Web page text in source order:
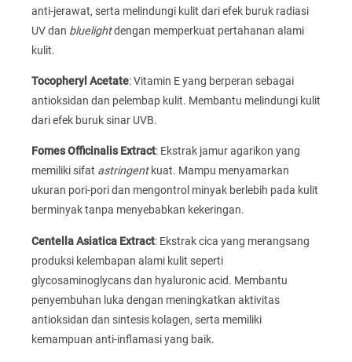
anti-jerawat, serta melindungi kulit dari efek buruk radiasi
UV dan bluelightdengan memperkuat pertahanan alami
kulit.
Tocopheryl Acetate: Vitamin E yang berperan sebagai
antioksidan dan pelembap kulit. Membantu melindungi kulit
dari efek buruk sinar UVB.
Fomes Officinalis Extract: Ekstrak jamur agarikon yang
memiliki sifat astringentkuat. Mampu menyamarkan
ukuran pori-pori dan mengontrol minyak berlebih pada kulit
berminyak tanpa menyebabkan kekeringan.
Centella Asiatica Extract: Ekstrak cica yang merangsang
produksi kelembapan alami kulit seperti
glycosaminoglycans dan hyaluronic acid. Membantu
penyembuhan luka dengan meningkatkan aktivitas
antioksidan dan sintesis kolagen, serta memiliki
kemampuan anti-inflamasi yang baik.